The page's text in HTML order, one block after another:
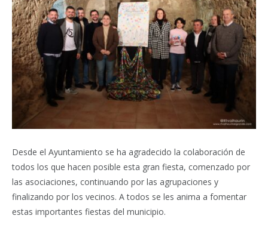
Desde el Ayuntamiento se ha agradecido la colaboración de
todos los que hacen posible esta gran fiesta, comenzado por
las asociaciones, continuando por las agrupaciones y
finalizando por los vecinos. A todos se les anima a fomentar
estas importantes fiestas del municipio.